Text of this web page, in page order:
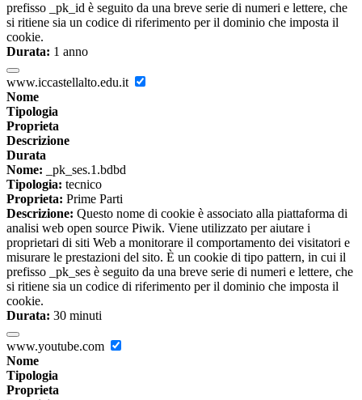
prefisso _pk_id è seguito da una breve serie di numeri e lettere, che
si ritiene sia un codice di riferimento per il dominio che imposta il
cookie.
Durata: 1 anno
www.iccastellalto.edu.it
Nome
Tipologia
Proprieta
Descrizione
Durata
Nome: _pk_ses.1.bdbd
Tipologia: tecnico
Proprieta: Prime Parti
Descrizione: Questo nome di cookie è associato alla piattaforma di
analisi web open source Piwik. Viene utilizzato per aiutare i
proprietari di siti Web a monitorare il comportamento dei visitatori e
misurare le prestazioni del sito. È un cookie di tipo pattern, in cui il
prefisso _pk_ses è seguito da una breve serie di numeri e lettere, che
si ritiene sia un codice di riferimento per il dominio che imposta il
cookie.
Durata: 30 minuti
www.youtube.com
Nome
Tipologia
Proprieta